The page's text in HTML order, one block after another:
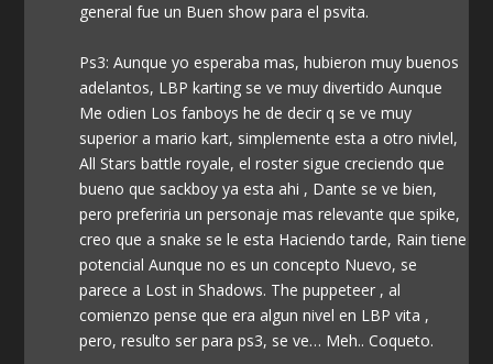
general fue un Buen show para el psvita.
Ps3: Aunque yo esperaba mas, hubieron muy buenos
adelantos, LBP karting se ve muy divertido Aunque
Me odien Los fanboys he de decir q se ve muy
superior a mario kart, simplemente esta a otro nivlel,
All Stars battle royale, el roster sigue creciendo que
bueno que sackboy ya esta ahi , Dante se ve bien,
pero preferiria un personaje mas relevante que spike,
creo que a snake se le esta Haciendo tarde, Rain tiene
potencial Aunque no es un concepto Nuevo, se
parece a Lost in Shadows. The puppeteer , al
comienzo pense que era algun nivel en LBP vita ,
pero, resulto ser para ps3, se ve… Meh.. Coqueto.